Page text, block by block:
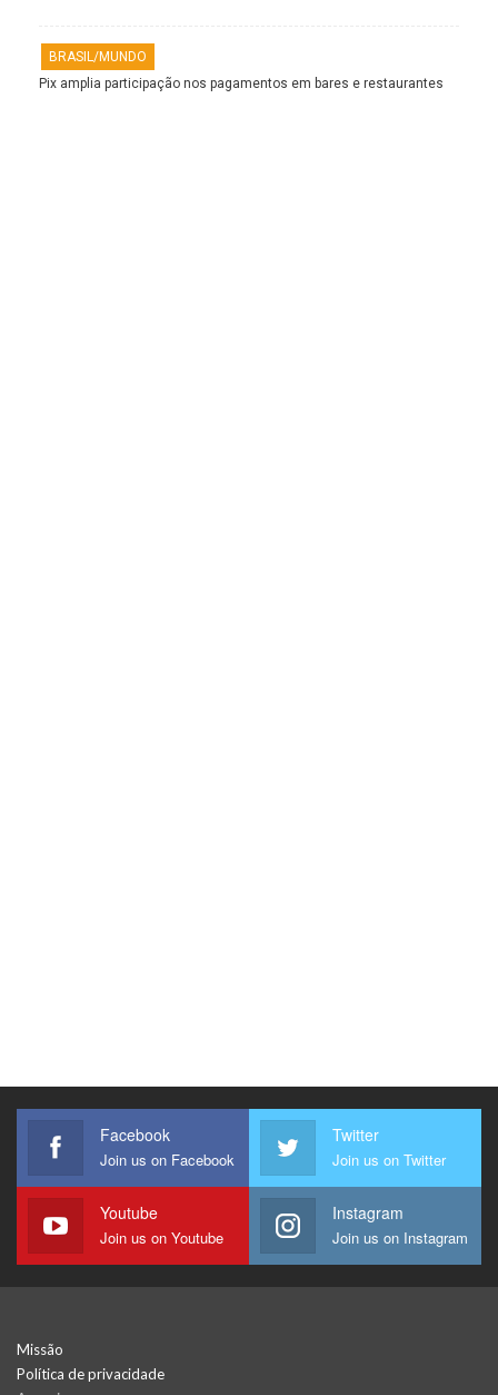
BRASIL/MUNDO
Pix amplia participação nos pagamentos em bares e restaurantes
Facebook
Join us on Facebook
Twitter
Join us on Twitter
Youtube
Join us on Youtube
Instagram
Join us on Instagram
Missão
Política de privacidade